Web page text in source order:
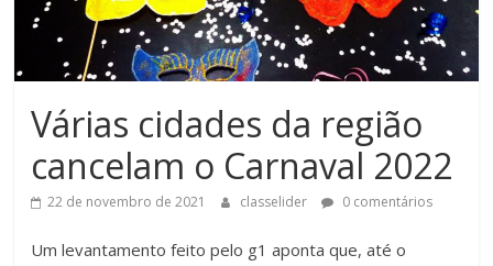
Várias cidades da região
cancelam o Carnaval 2022
22 de novembro de 2021 classelider 0 comentários
Um levantamento feito pelo g1 aponta que, até o